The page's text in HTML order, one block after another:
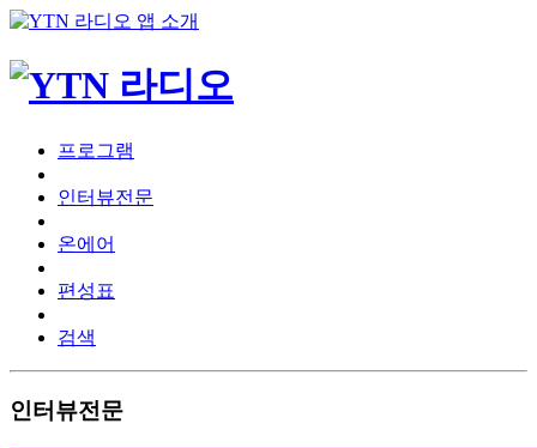
프로그램
인터뷰전문
온에어
편성표
검색
인터뷰전문